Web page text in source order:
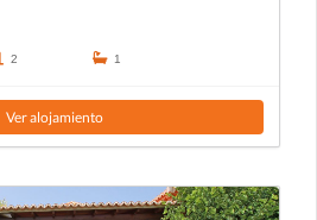
2 1
Ver alojamiento